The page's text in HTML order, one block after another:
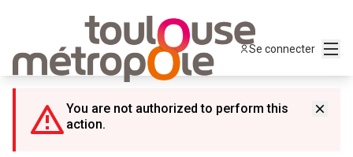
Se connecter
You are not authorized to perform this
action.